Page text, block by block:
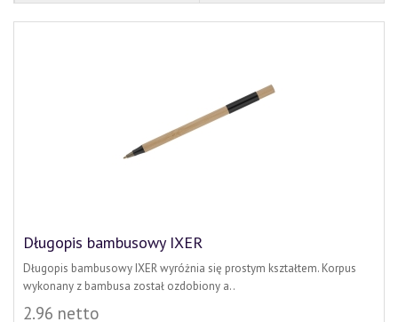
Długopis bambusowy IXER
Długopis bambusowy IXER wyróżnia się prostym kształtem. Korpus
wykonany z bambusa został ozdobiony a..
2.96 netto